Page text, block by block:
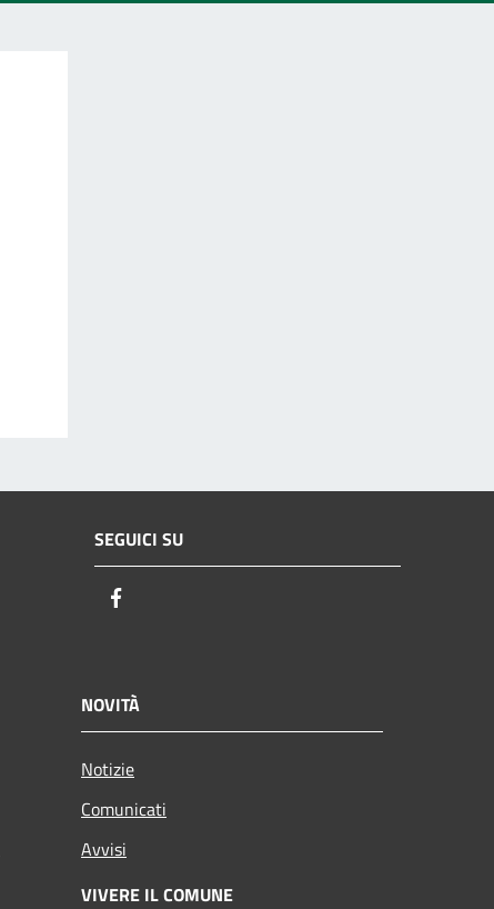
SEGUICI SU
NOVITÀ
Notizie
Comunicati
Avvisi
VIVERE IL COMUNE